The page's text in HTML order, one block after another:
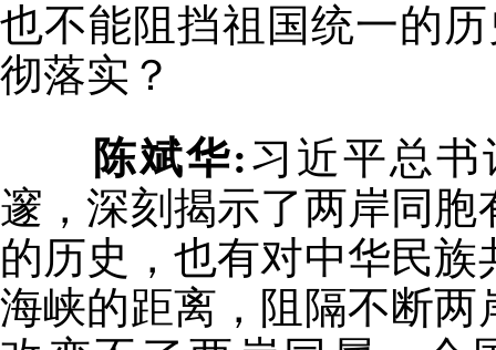
也不能阻挡祖国统一的
彻落实？
陈斌华:习近平总
邃，深刻揭示了两岸同
的历史，也有对中华民
海峡的距离，阻隔不断